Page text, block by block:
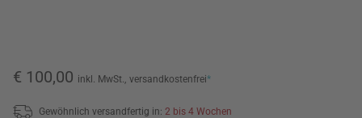
€ 100,00 inkl. MwSt., versandkostenfrei*
Gewöhnlich versandfertig in: 2 bis 4 Wochen